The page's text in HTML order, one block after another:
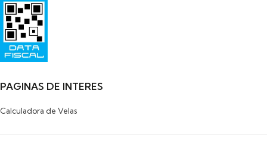
PAGINAS DE INTERES
Calculadora de Velas